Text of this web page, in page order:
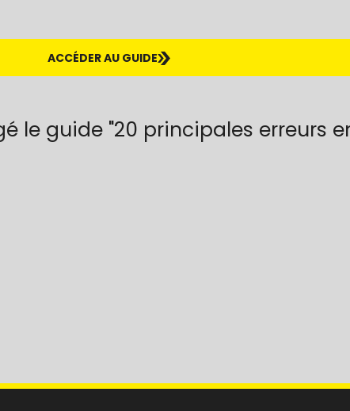
ACCÉDER AU GUIDE
le guide "20 principales erreurs